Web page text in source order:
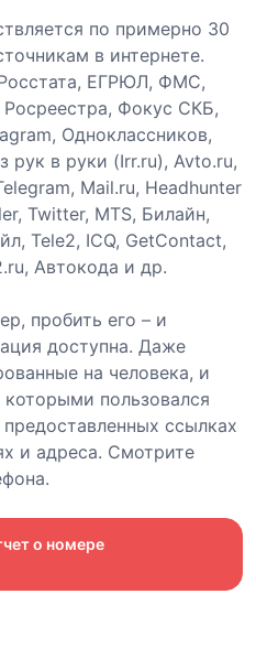
по примерно 30
в интернете.
ЕГРЮЛ, ФМС,
Фокус СКБ,
Одноклассников,
рук в руки (Irr.ru), Avto.ru,
Mail.ru, Headhunter
Twitter, MTS, Билайн,
Tele2, ICQ, GetContact,
Автокода и др.
пробить его – и
доступна. Даже
на человека, и
пользовался
ссылках
и адреса. Смотрите
о номере